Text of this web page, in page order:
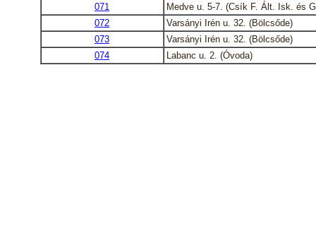
071
Medve u. 5-7. (Csík F. Ált. Isk. és
072
Varsányi Irén u. 32. (Bölcsőde)
073
Varsányi Irén u. 32. (Bölcsőde)
074
Labanc u. 2. (Óvoda)